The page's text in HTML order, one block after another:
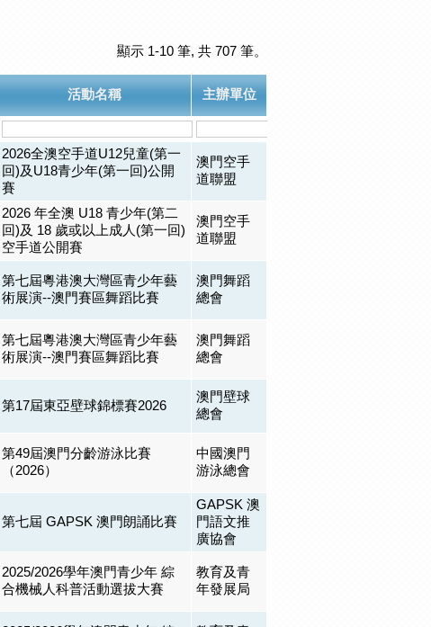
顯示 1-10 筆, 共 707 筆。
活動名稱 主辦單位
2026全澳空手道U12兒童(第一
回)及U18青少年(第一回)公開
賽
澳門空手
道聯盟
2026 年全澳 U18 青少年(第二
回)及 18 歲或以上成⼈(第⼀回)
空手道公開賽
澳門空手
道聯盟
第七屆粵港澳大灣區青少年藝
術展演--澳門賽區舞蹈比賽
澳門舞蹈
總會
第七屆粵港澳大灣區青少年藝
術展演--澳門賽區舞蹈比賽
澳門舞蹈
總會
第17屆東亞壁球錦標賽2026
澳門壁球
總會
第49屆澳門分齡游泳比賽
（2026）
中國澳門
游泳總會
第七屆 GAPSK 澳門朗誦比賽
GAPSK 澳
門語文推
廣協會
2025/2026學年澳門青少年 綜
合機械人科普活動選拔大賽
教育及青
年發展局